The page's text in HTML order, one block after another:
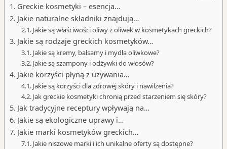
Greckie kosmetyki – esencja…
Jakie naturalne składniki znajdują…
Jakie są właściwości oliwy z oliwek w kosmetykach greckich?
Jakie są rodzaje greckich kosmetyków…
Jakie są kremy, balsamy i mydła oliwkowe?
Jakie są szampony i odżywki do włosów?
Jakie korzyści płyną z używania…
Jakie są korzyści dla zdrowej skóry i nawilżenia?
Jak greckie kosmetyki chronią przed starzeniem się skóry?
Jak tradycyjne receptury wpływają na…
Jakie są ekologiczne uprawy i…
Jakie marki kosmetyków greckich…
Jakie niszowe marki i ich unikalne oferty są dostępne?